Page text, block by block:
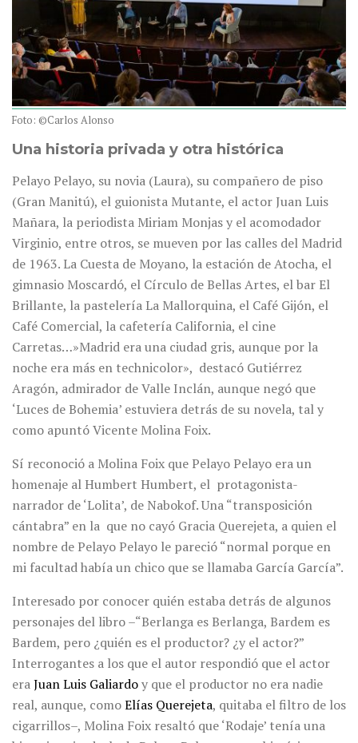
Foto: ©Carlos Alonso
Una historia privada y otra histórica
Pelayo Pelayo, su novia (Laura), su compañero de piso
(Gran Manitú), el guionista Mutante, el actor Juan Luis
Mañara, la periodista Miriam Monjas y el acomodador
Virginio, entre otros, se mueven por las calles del Madrid
de 1963. La Cuesta de Moyano, la estación de Atocha, el
gimnasio Moscardó, el Círculo de Bellas Artes, el bar El
Brillante, la pastelería La Mallorquina, el Café Gijón, el
Café Comercial, la cafetería California, el cine
Carretas…»Madrid era una ciudad gris, aunque por la
noche era más en technicolor», destacó Gutiérrez
Aragón, admirador de Valle Inclán, aunque negó que
‘Luces de Bohemia’ estuviera detrás de su novela, tal y
como apuntó Vicente Molina Foix.
Sí reconoció a Molina Foix que Pelayo Pelayo era un
homenaje al Humbert Humbert, el protagonista-
narrador de ‘Lolita’, de Nabokof. Una “transposición
cántabra” en la que no cayó Gracia Querejeta, a quien el
nombre de Pelayo Pelayo le pareció “normal porque en
mi facultad había un chico que se llamaba García García”.
Interesado por conocer quién estaba detrás de algunos
personajes del libro –“Berlanga es Berlanga, Bardem es
Bardem, pero ¿quién es el productor? ¿y el actor?”
Interrogantes a los que el autor respondió que el actor
eraJuan Luis Galiardoy que el productor no era nadie
real, aunque, comoElías Querejeta, quitaba el filtro de los
cigarrillos–, Molina Foix resaltó que ‘Rodaje’ tenía una